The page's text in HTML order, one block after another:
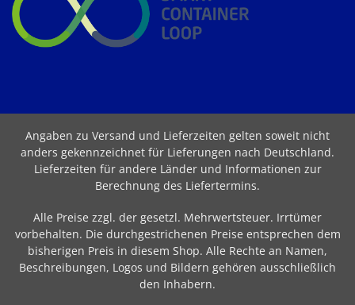
Angaben zu Versand und Lieferzeiten gelten soweit nicht
anders gekennzeichnet für Lieferungen nach Deutschland.
Lieferzeiten für andere Länder und Informationen zur
Berechnung des Liefertermins.
Alle Preise zzgl. der gesetzl. Mehrwertsteuer. Irrtümer
vorbehalten. Die durchgestrichenen Preise entsprechen dem
bisherigen Preis in diesem Shop. Alle Rechte an Namen,
Beschreibungen, Logos und Bildern gehören ausschließlich
den Inhabern.